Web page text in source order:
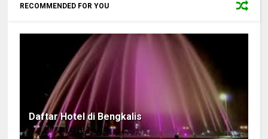
RECOMMENDED FOR YOU
Daftar Hotel di Bengkalis